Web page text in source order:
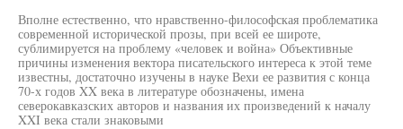
Вполне естественно, что нравственно-философская проблематика
современной исторической прозы, при всей ее широте,
сублимируется на проблему «человек и война» Объективные
причины изменения вектора писательского интереса к этой теме
известны, достаточно изучены в науке Вехи ее развития с конца
70-х годов XX века в литературе обозначены, имена
северокавказских авторов и названия их произведений к началу
XXI века стали знаковыми